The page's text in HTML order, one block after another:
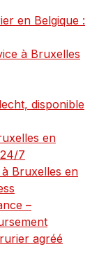
en Belgique :
à Bruxelles
disponible
en
7
Bruxelles en
–
agréé